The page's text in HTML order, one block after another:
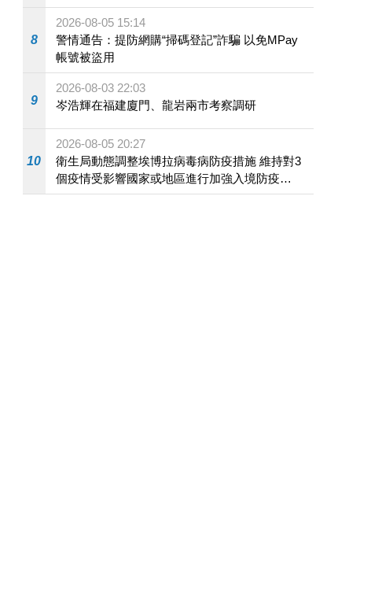
8
2026-08-05 15:14
警情通告：提防網購“掃碼登記”詐騙 以免MPay
帳號被盜用
9
2026-08-03 22:03
岑浩輝在福建廈門、龍岩兩市考察調研
10
2026-08-05 20:27
衛生局動態調整埃博拉病毒病防疫措施 維持對3
個疫情受影響國家或地區進行加強入境防疫措
施